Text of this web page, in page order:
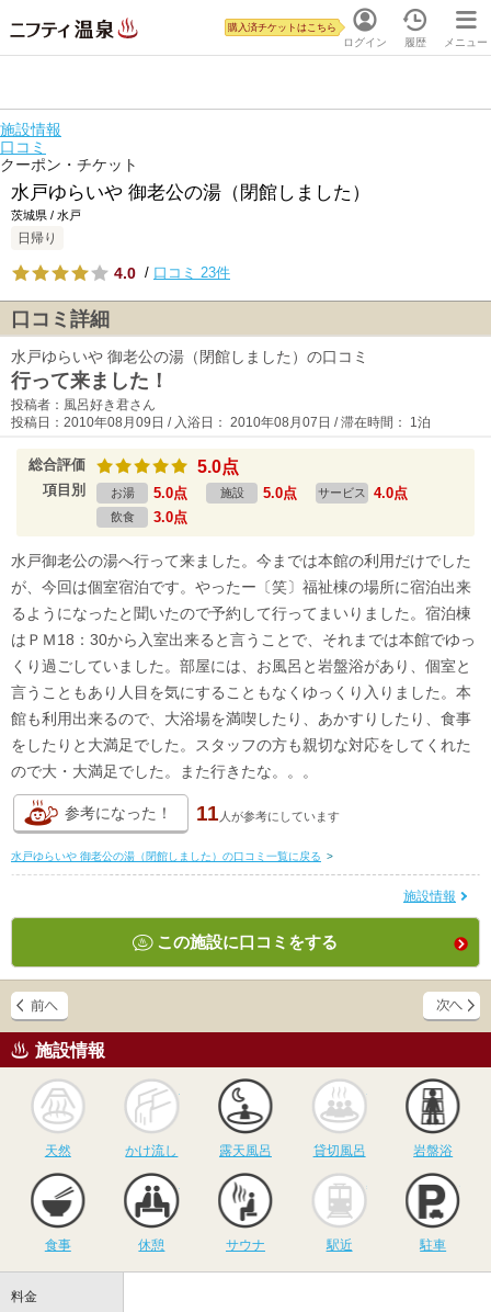
ログイン
購入済チケットはこちら
履歴 メニュー
施設情報
口コミ
クーポン・チケット
水戸ゆらいや 御老公の湯（閉館しました）
茨城県 / 水戸
日帰り
4.0 / 口コミ 23件
口コミ詳細
水戸ゆらいや 御老公の湯（閉館しました）の口コミ
行って来ました！
投稿者：風呂好き君さん
投稿日：2010年08月09日 / 入浴日： 2010年08月07日 / 滞在時間： 1泊
総合評価 5.0点
項目別 お湯 5.0点 施設 5.0点 サービス 4.0点
飲食 3.0点
水戸御老公の湯へ行って来ました。今までは本館の利用だけでした
が、今回は個室宿泊です。やったー〔笑〕福祉棟の場所に宿泊出来
るようになったと聞いたので予約して行ってまいりました。宿泊棟
はＰＭ18：30から入室出来ると言うことで、それまでは本館でゆっ
くり過ごしていました。部屋には、お風呂と岩盤浴があり、個室と
言うこともあり人目を気にすることもなくゆっくり入りました。本
館も利用出来るので、大浴場を満喫したり、あかすりしたり、食事
をしたりと大満足でした。スタッフの方も親切な対応をしてくれた
ので大・大満足でした。また行きたな。。。
参考になった！ 11 人が参考にしています
水戸ゆらいや 御老公の湯（閉館しました）の口コミ一覧に戻る >
施設情報
この施設に口コミをする
施設情報
天然
かけ流し
かけ流し
露天風呂
露天風呂
貸切風呂
貸切風呂 岩盤浴
食事 休憩
サウナ
サウナ 駅近 駐車
料金